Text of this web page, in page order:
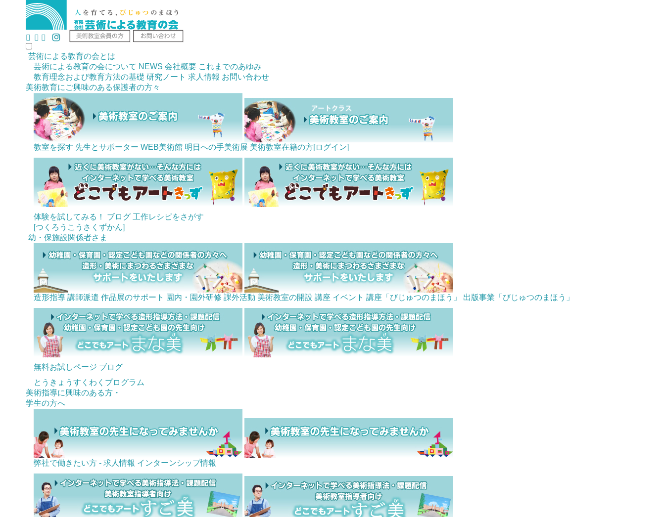
芸術による教育の会とは
芸術による教育の会について NEWS 会社概要 これまでのあゆみ
教育理念および教育方法の基礎 研究ノート 求人情報 お問い合わせ
美術教育にご興味のある保護者の方々
教室を探す 先生とサポーター WEB美術館 明日への手美術展 美術教室在籍の方[ログイン]
体験を試してみる！ ブログ 工作レシピをさがす
[つくろうこうさくずかん]
幼・保施設関係者さま
造形指導 講師派遣 作品展のサポート 園内・園外研修 課外活動 美術教室の開設 講座 イベント 講座「びじゅつのまほう」 出版事業「びじゅつのまほう」
無料お試しページ ブログ
とうきょうすくわくプログラム
美術指導に興味のある方・
学生の方へ
弊社で働きたい方 - 求人情報 インターンシップ情報